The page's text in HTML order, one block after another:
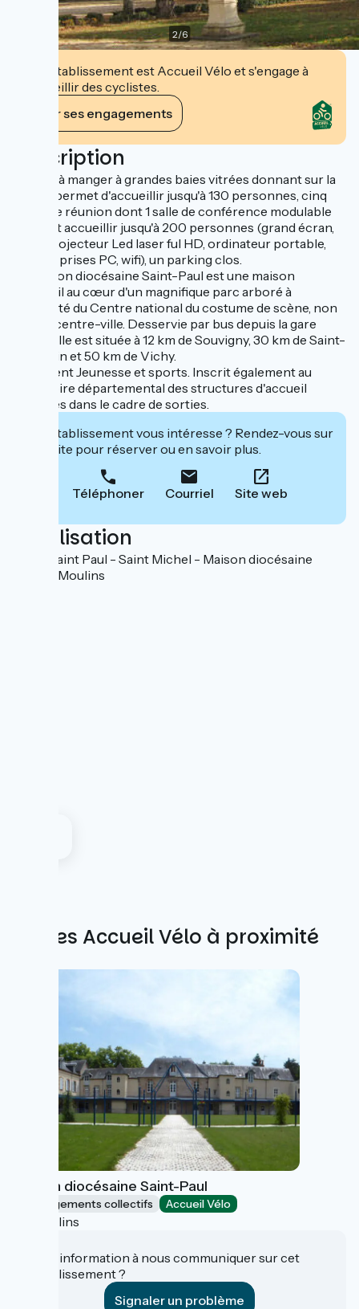
2/6
Cet établissement est Accueil Vélo et s'engage à
accueillir des cyclistes.
Voir ses engagements
Description
La salle à manger à grandes baies vitrées donnant sur la
nature permet d'accueillir jusqu'à 130 personnes, cinq
salles de réunion dont 1 salle de conférence modulable
pouvant accueillir jusqu'à 200 personnes (grand écran,
vidéoprojecteur Led laser ful HD, ordinateur portable,
micros, prises PC, wifi), un parking clos.
La maison diocésaine Saint-Paul est une maison
d'accueil au cœur d'un magnifique parc arboré à
proximité du Centre national du costume de scène, non
loin du centre-ville. Desservie par bus depuis la gare
SNCF, elle est située à 12 km de Souvigny, 30 km de Saint-
Pourçain et 50 km de Vichy.
Agrément Jeunesse et sports. Inscrit également au
répertoire départemental des structures d'accueil
scolaires dans le cadre de sorties.
Cet établissement vous intéresse ? Rendez-vous sur
leur site pour réserver ou en savoir plus.
Téléphoner Courriel Site web
Localisation
EURL Saint Paul - Saint Michel - Maison diocésaine
03000 Moulins
Autres Accueil Vélo à proximité
Maison diocésaine Saint-Paul
Hébergements collectifs Accueil Vélo
Moulins
Une information à nous communiquer sur cet
établissement ?
Signaler un problème